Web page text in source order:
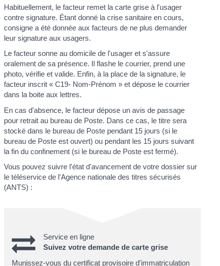
Habituellement, le facteur remet la carte grise à l'usager
contre signature. Étant donné la crise sanitaire en cours,
consigne a été donnée aux facteurs de ne plus demander
leur signature aux usagers.
Le facteur sonne au domicile de l'usager et s'assure
oralement de sa présence. Il flashe le courrier, prend une
photo, vérifie et valide. Enfin, à la place de la signature, le
facteur inscrit « C19- Nom-Prénom » et dépose le courrier
dans la boite aux lettres.
En cas d'absence, le facteur dépose un avis de passage
pour retrait au bureau de Poste. Dans ce cas, le titre sera
stocké dans le bureau de Poste pendant 15 jours (si le
bureau de Poste est ouvert) ou pendant les 15 jours suivant
la fin du confinement (si le bureau de Poste est fermé).
Vous pouvez suivre l'état d'avancement de votre dossier sur
le téléservice de l'Agence nationale des titres sécurisés
(ANTS) :
Service en ligne
Suivez votre demande de carte grise
Munissez-vous du certificat provisoire d'immatriculation